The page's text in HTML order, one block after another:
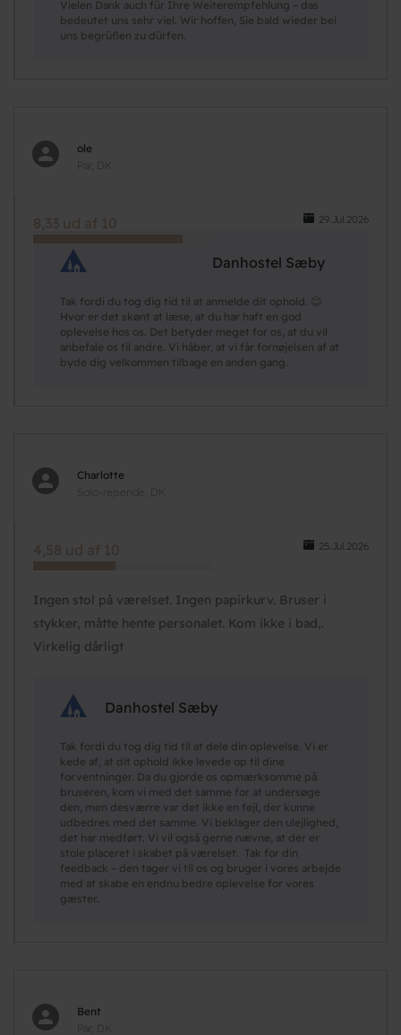
Vielen Dank auch für Ihre Weiterempfehlung – das
bedeutet uns sehr viel. Wir hoffen, Sie bald wieder bei
uns begrüßen zu dürfen.
ole
Par, DK
29.Jul.2026
8,33 ud af 10
Danhostel Sæby
Tak fordi du tog dig tid til at anmelde dit ophold. 😊
Hvor er det skønt at læse, at du har haft en god
oplevelse hos os. Det betyder meget for os, at du vil
anbefale os til andre. Vi håber, at vi får fornøjelsen af at
byde dig velkommen tilbage en anden gang.
Charlotte
Solo-rejsende, DK
25.Jul.2026
4,58 ud af 10
Ingen stol på værelset. Ingen papirkurv. Bruser i
stykker, måtte hente personalet. Kom ikke i bad,.
Virkelig dårligt
Danhostel Sæby
Tak fordi du tog dig tid til at dele din oplevelse. Vi er
kede af, at dit ophold ikke levede op til dine
forventninger. Da du gjorde os opmærksomme på
bruseren, kom vi med det samme for at undersøge
den, men desværre var det ikke en fejl, der kunne
udbedres med det samme. Vi beklager den ulejlighed,
det har medført. Vi vil også gerne nævne, at der er
stole placeret i skabet på værelset. Tak for din
feedback – den tager vi til os og bruger i vores arbejde
med at skabe en endnu bedre oplevelse for vores
gæster.
Bent
Par, DK